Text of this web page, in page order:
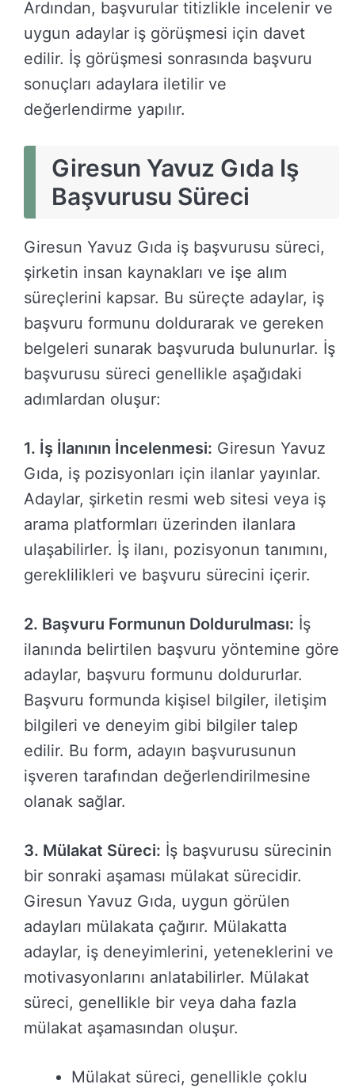
Ardından, başvurular titizlikle incelenir ve
uygun adaylar iş görüşmesi için davet
edilir. İş görüşmesi sonrasında başvuru
sonuçları adaylara iletilir ve
değerlendirme yapılır.
Giresun Yavuz Gıda Iş
Başvurusu Süreci
Giresun Yavuz Gıda iş başvurusu süreci,
şirketin insan kaynakları ve işe alım
süreçlerini kapsar. Bu süreçte adaylar, iş
başvuru formunu doldurarak ve gereken
belgeleri sunarak başvuruda bulunurlar. İş
başvurusu süreci genellikle aşağıdaki
adımlardan oluşur:
1. İş İlanının İncelenmesi: Giresun Yavuz
Gıda, iş pozisyonları için ilanlar yayınlar.
Adaylar, şirketin resmi web sitesi veya iş
arama platformları üzerinden ilanlara
ulaşabilirler. İş ilanı, pozisyonun tanımını,
gereklilikleri ve başvuru sürecini içerir.
2. Başvuru Formunun Doldurulması: İş
ilanında belirtilen başvuru yöntemine göre
adaylar, başvuru formunu doldururlar.
Başvuru formunda kişisel bilgiler, iletişim
bilgileri ve deneyim gibi bilgiler talep
edilir. Bu form, adayın başvurusunun
işveren tarafından değerlendirilmesine
olanak sağlar.
3. Mülakat Süreci: İş başvurusu sürecinin
bir sonraki aşaması mülakat sürecidir.
Giresun Yavuz Gıda, uygun görülen
adayları mülakata çağırır. Mülakatta
adaylar, iş deneyimlerini, yeteneklerini ve
motivasyonlarını anlatabilirler. Mülakat
süreci, genellikle bir veya daha fazla
mülakat aşamasından oluşur.
Mülakat süreci, genellikle çoklu